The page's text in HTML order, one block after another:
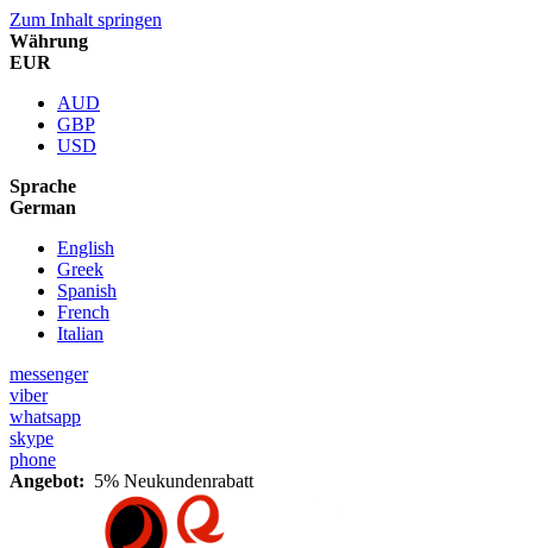
Zum Inhalt springen
Währung
EUR
AUD
GBP
USD
Sprache
German
English
Greek
Spanish
French
Italian
messenger
viber
whatsapp
skype
phone
Angebot: 5% Neukundenrabatt